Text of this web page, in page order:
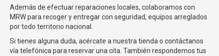
Además de efectuar reparaciones locales, colaboramos con
MRW para recoger y entregar con seguridad, equipos arreglados
por todo territorio nacional.
Si tienes alguna duda, acércate a nuestra tienda o contáctanos
vía telefónica para reservar una cita. También respondemos tus